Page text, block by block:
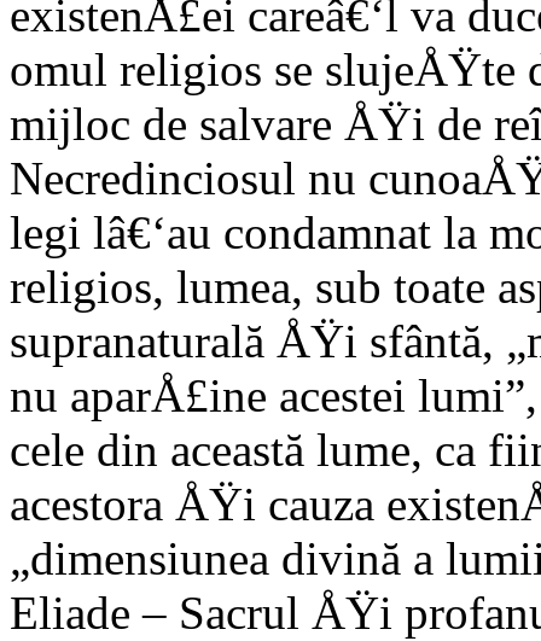
existenÅ£ei careâ€‘l va
omul religios se slujeÅŸte
mijloc de salvare ÅŸi de
Necredinciosul nu
legi lâ€‘au condamnat la
religios, lumea, sub toate
supranaturală ÅŸi sfântă,
nu aparÅ£ine acestei
cele din această lume, ca
acestora ÅŸi cauza
„dimensiunea divină a
Eliade – Sacrul ÅŸi